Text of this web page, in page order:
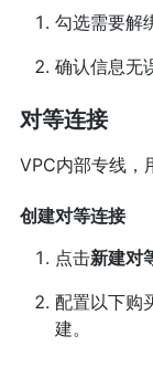
勾选需要解
确认信息无
对等连接
VPC内部专线，
创建对等连接
点击新建对
配置以下购
建。